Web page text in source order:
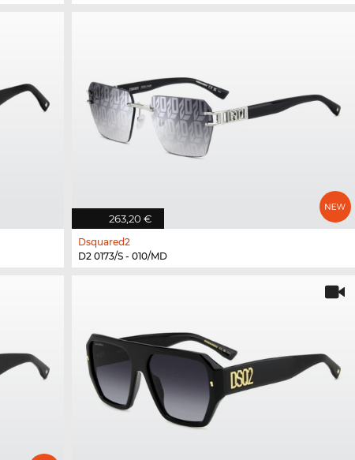
263,20 €
Dsquared2
D2 0173/S - 010/MD